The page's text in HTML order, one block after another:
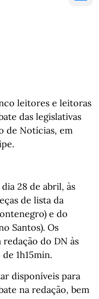
leitores e leitoras
das legislativas
de Notícias, em
28 de abril, às
de lista da
e do
Santos). Os
do DN às
1h15min.
disponíveis para
na redação, bem